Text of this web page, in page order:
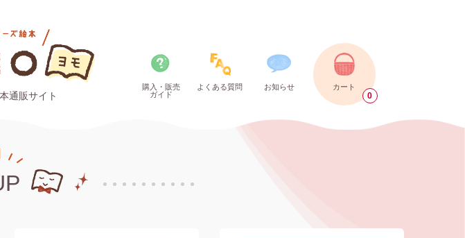
通販サイト
購入・販売
ガイド
よくある質問 お知らせ カート
0